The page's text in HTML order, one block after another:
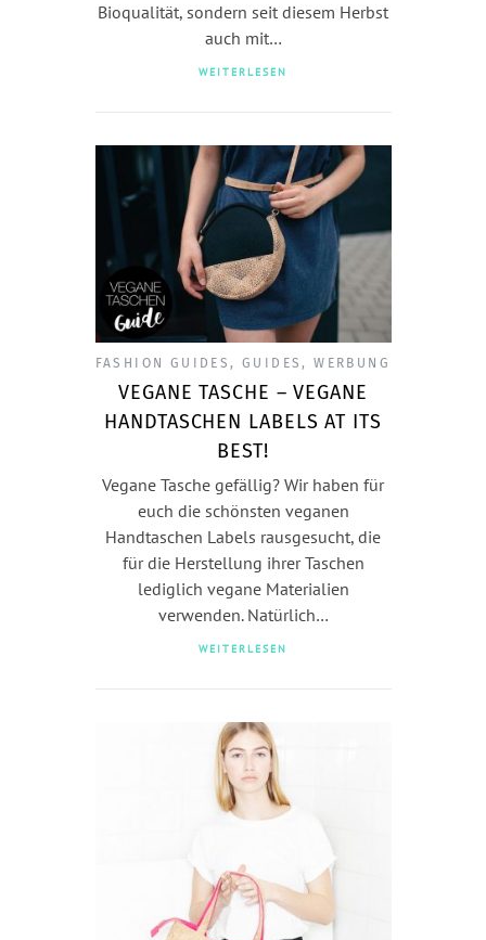
Bioqualität, sondern seit diesem Herbst
auch mit…
WEITERLESEN
FASHION GUIDES, GUIDES,WERBUNG
VEGANE TASCHE – VEGANE
HANDTASCHEN LABELS AT ITS
BEST!
Vegane Tasche gefällig? Wir haben für
euch die schönsten veganen
Handtaschen Labels rausgesucht, die
für die Herstellung ihrer Taschen
lediglich vegane Materialien
verwenden. Natürlich…
WEITERLESEN